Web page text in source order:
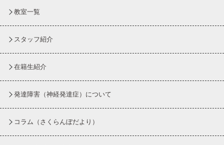
教室一覧
スタッフ紹介
在籍生紹介
発達障害（神経発達症）について
コラム （さくらんぼだより）